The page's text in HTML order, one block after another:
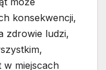
konsekwencji,
zdrowie ludzi,
w miejscach